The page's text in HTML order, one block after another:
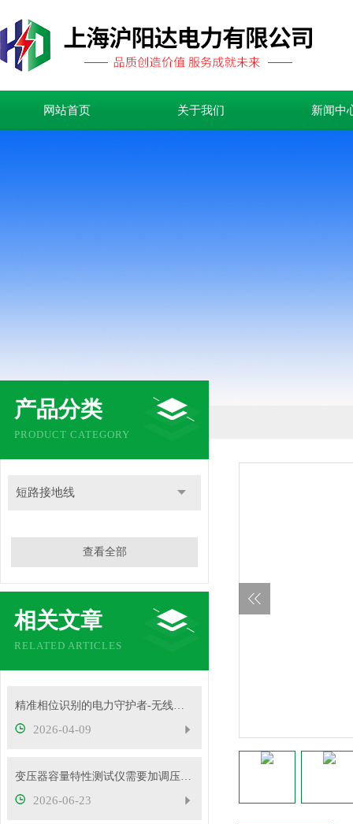
网站首页 关于我们 新闻中
产品分类
PRODUCT CATEGORY
短路接地线
查看全部
相关文章
RELATED ARTICLES
精准相位识别的电力守护者-无线高压核相仪
2026-04-09
变压器容量特性测试仪需要加调压器吗？
2026-06-23